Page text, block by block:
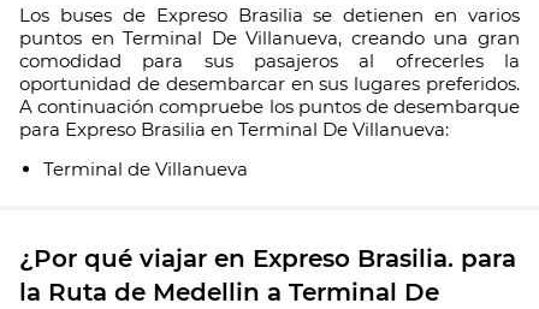
Los buses de Expreso Brasilia se detienen en varios
puntos en Terminal De Villanueva, creando una gran
comodidad para sus pasajeros al ofrecerles la
oportunidad de desembarcar en sus lugares preferidos.
A continuación compruebe los puntos de desembarque
para Expreso Brasilia en Terminal De Villanueva:
Terminal de Villanueva
¿Por qué viajar en Expreso Brasilia. para
la Ruta de Medellin a Terminal De